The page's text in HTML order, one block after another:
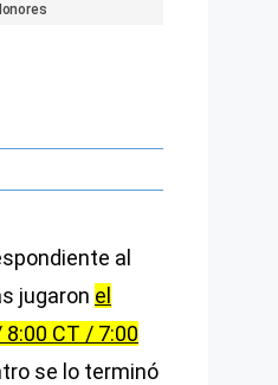
al
jugaron el
CT / 7:00
se lo terminó